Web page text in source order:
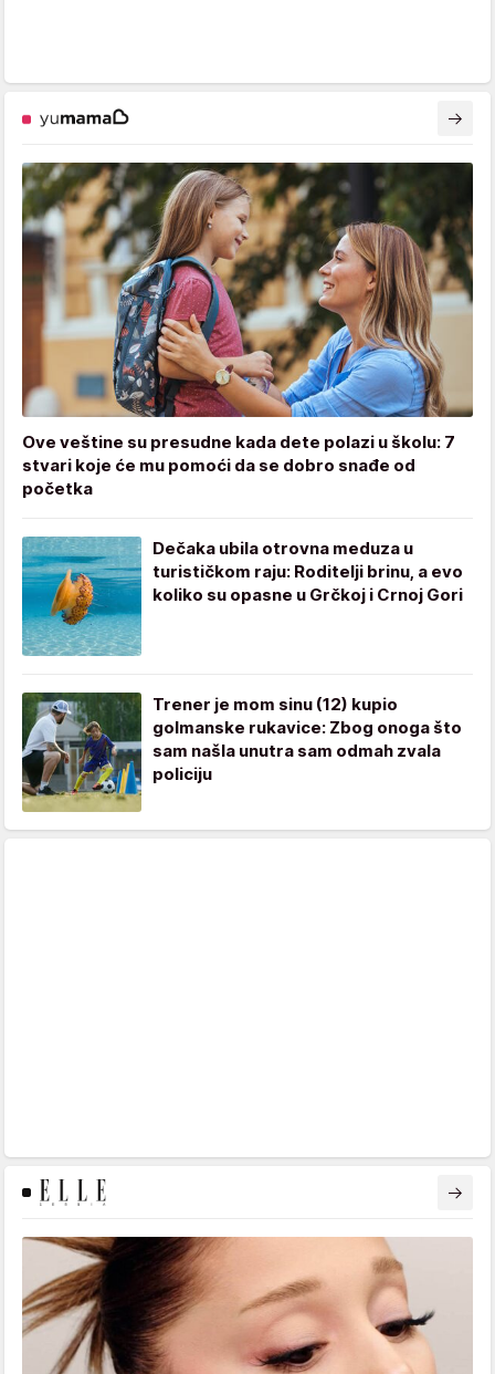
Ove veštine su presudne kada dete polazi u školu: 7
stvari koje će mu pomoći da se dobro snađe od
početka
Dečaka ubila otrovna meduza u
turističkom raju: Roditelji brinu, a evo
koliko su opasne u Grčkoj i Crnoj Gori
Trener je mom sinu (12) kupio
golmanske rukavice: Zbog onoga što
sam našla unutra sam odmah zvala
policiju